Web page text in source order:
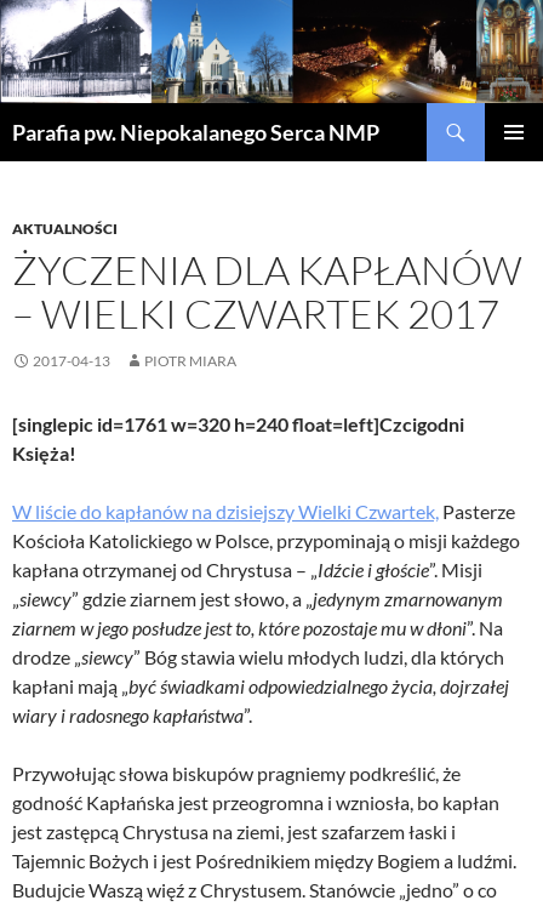
Parafia pw. Niepokalanego Serca NMP
AKTUALNOŚCI
ŻYCZENIA DLA KAPŁANÓW
– WIELKI CZWARTEK 2017
2017-04-13 PIOTR MIARA
[singlepic id=1761 w=320 h=240 float=left]Czcigodni
Księża!
W liście do kapłanów na dzisiejszy Wielki Czwartek, Pasterze
Kościoła Katolickiego w Polsce, przypominają o misji każdego
kapłana otrzymanej od Chrystusa – „Idźcie i głoście”. Misji
„siewcy” gdzie ziarnem jest słowo, a „jedynym zmarnowanym
ziarnem w jego posłudze jest to, które pozostaje mu w dłoni”. Na
drodze „siewcy” Bóg stawia wielu młodych ludzi, dla których
kapłani mają „być świadkami odpowiedzialnego życia, dojrzałej
wiary i radosnego kapłaństwa”.
Przywołując słowa biskupów pragniemy podkreślić, że
godność Kapłańska jest przeogromna i wzniosła, bo kapłan
jest zastępcą Chrystusa na ziemi, jest szafarzem łaski i
Tajemnic Bożych i jest Pośrednikiem między Bogiem a ludźmi.
Budujcie Waszą więź z Chrystusem. Stanówcie „jedno” o co